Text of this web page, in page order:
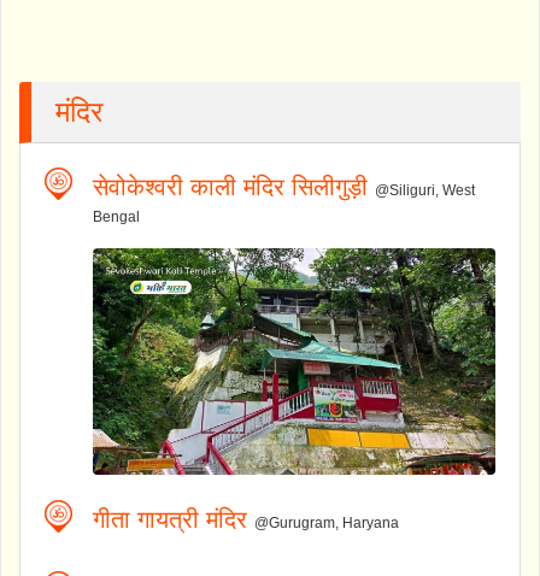
मंदिर
सेवोकेश्वरी काली मंदिर सिलीगुड़ी @Siliguri, West
Bengal
गीता गायत्री मंदिर @Gurugram, Haryana